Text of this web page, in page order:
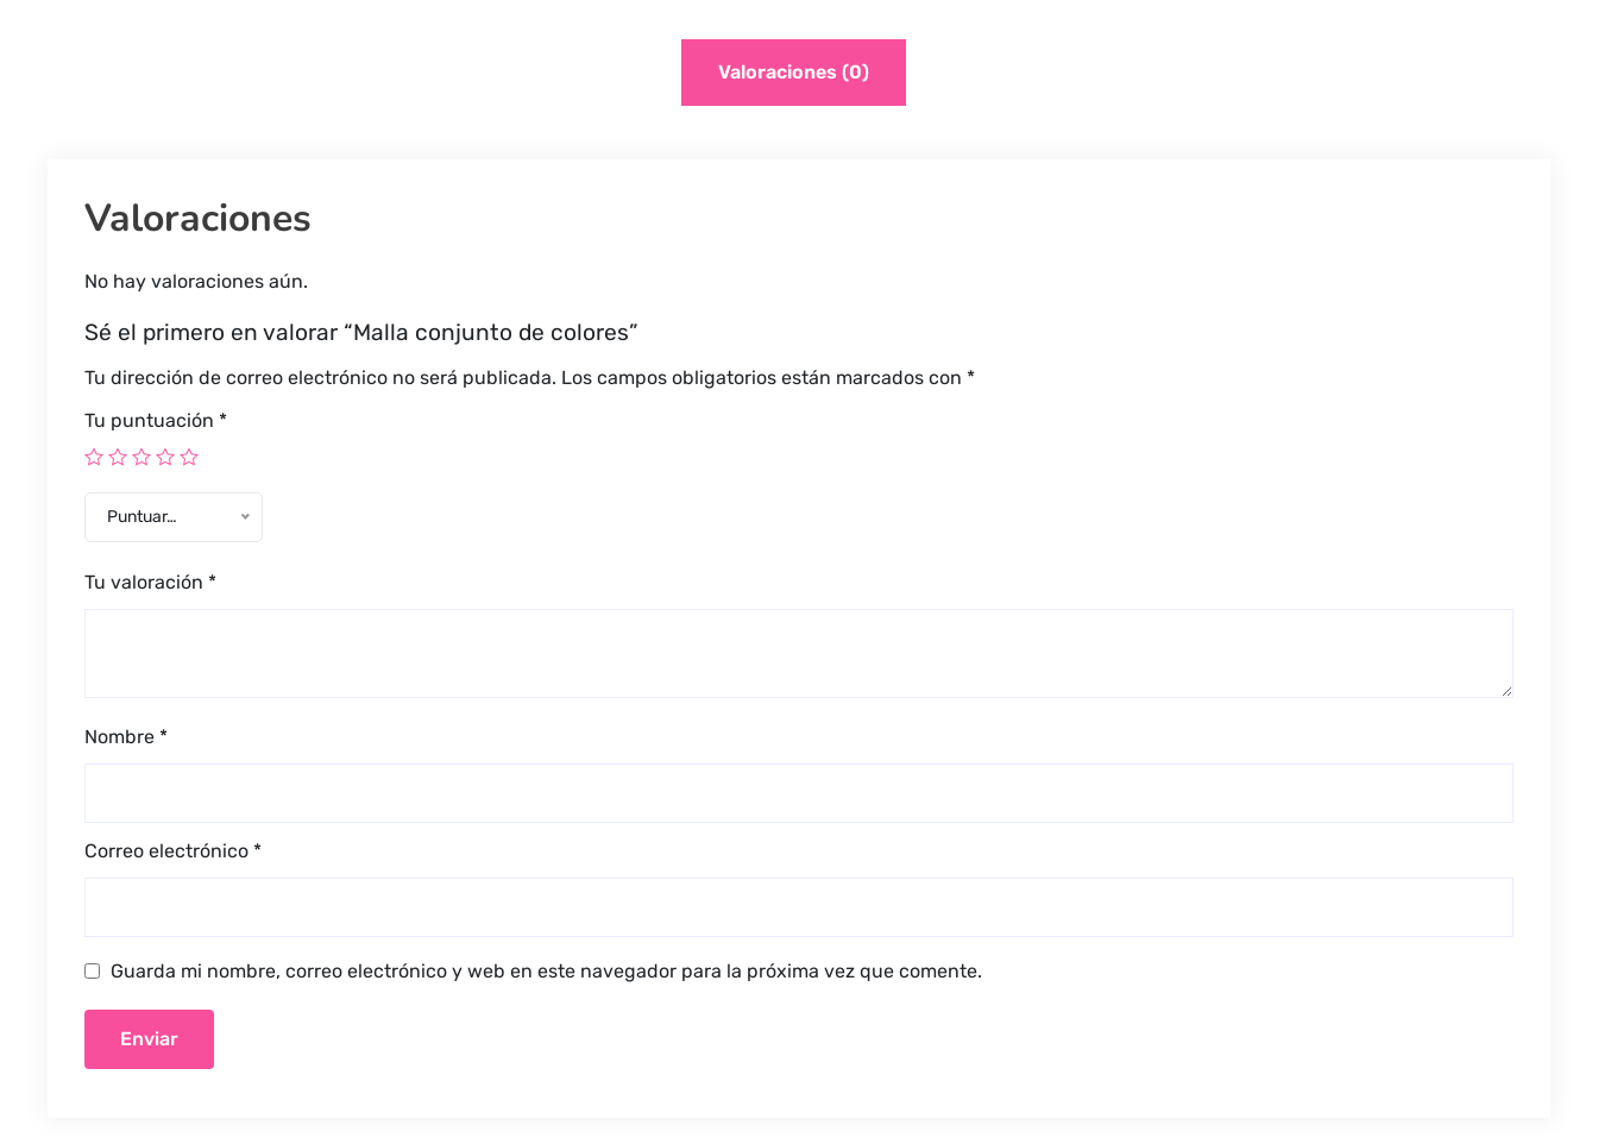
Valoraciones (0)
Valoraciones
No hay valoraciones aún.
Sé el primero en valorar “Malla conjunto de colores”
Tu dirección de correo electrónico no será publicada. Los campos obligatorios están marcados con *
Tu puntuación *
Puntuar…
Tu valoración *
Nombre *
Correo electrónico *
Guarda mi nombre, correo electrónico y web en este navegador para la próxima vez que comente.